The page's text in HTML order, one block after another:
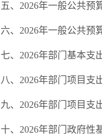
五、2026年一般公共预
六、2026年一般公共预
七、2026年部门基本支
八、2026年部门项目支
九、2026年部门项目支
十、2026年部门政府性